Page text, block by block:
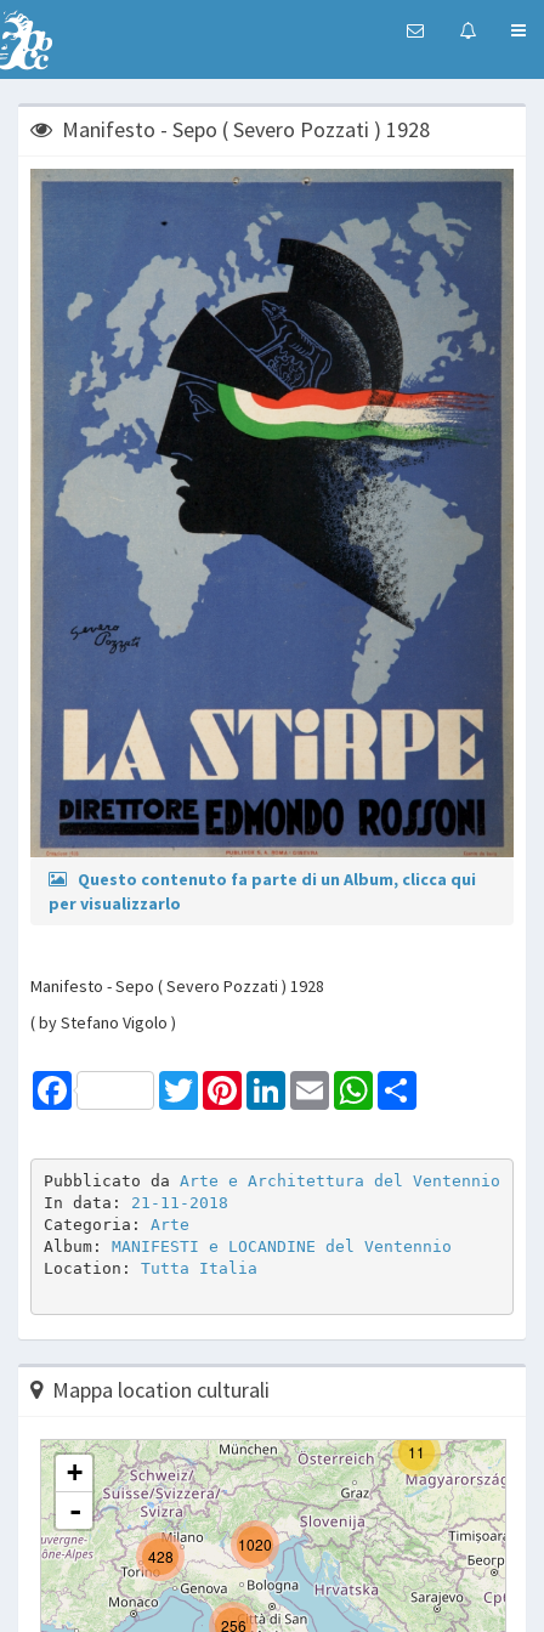
Manifesto - Sepo ( Severo Pozzati ) 1928
Questo contenuto fa parte di un Album, clicca qui
per visualizzarlo
Manifesto - Sepo ( Severo Pozzati ) 1928
( by Stefano Vigolo )
Facebook TwitterPinterestLinkedInEmail WhatsApp
Pubblicato da Arte e Architettura del Ventennio
In data: 21-11-2018
Categoria: Arte
Album: MANIFESTI e LOCANDINE del Ventennio
Location: Tutta Italia
Mappa location culturali